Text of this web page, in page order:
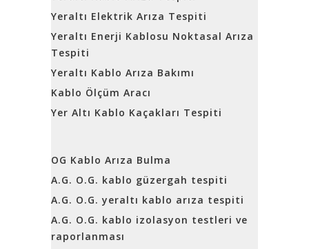
Yeraltı Elektrik Arıza Tespiti
Yeraltı Enerji Kablosu Noktasal Arıza
Tespiti
Yeraltı Kablo Arıza Bakımı
Kablo Ölçüm Aracı
Yer Altı Kablo Kaçakları Tespiti
OG Kablo Arıza Bulma
A.G. O.G. kablo güzergah tespiti
A.G. O.G. yeraltı kablo arıza tespiti
A.G. O.G. kablo izolasyon testleri ve
raporlanması